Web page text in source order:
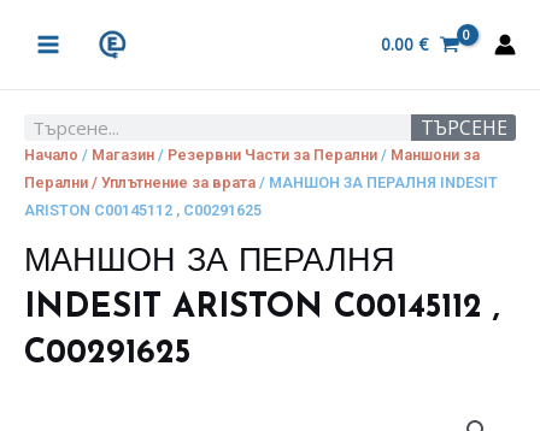
MENU
0.00 €
Search ТЪРСЕНЕ
Начало / Магазин / Резервни Части за Перални / Маншони за
Перални / Уплътнение за врата / МАНШОН ЗА ПЕРАЛНЯ INDESIT
ARISTON C00145112 , C00291625
МАНШОН ЗА ПЕРАЛНЯ
INDESIT ARISTON C00145112 ,
C00291625